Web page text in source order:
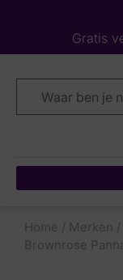
Gratis
Home / Merken /
Brownrose